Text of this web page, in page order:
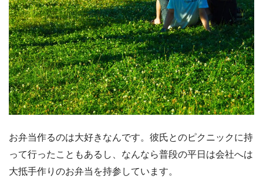
お弁当作るのは大好きなんです。彼氏とのピクニックに持
って行ったこともあるし、なんなら普段の平日は会社へは
大抵手作りのお弁当を持参しています。